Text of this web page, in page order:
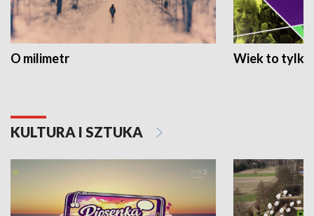
O milimetr Wiek to tylko
KULTURA I SZTUKA